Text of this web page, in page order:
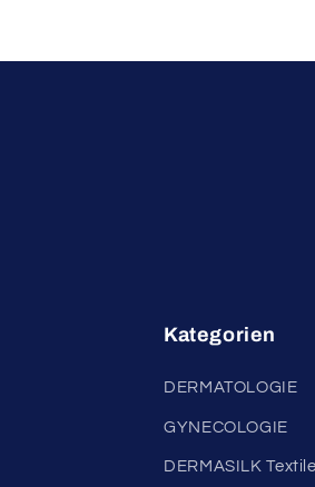
Kategorien
DERMATOLOGIE
GYNECOLOGIE
DERMASILK